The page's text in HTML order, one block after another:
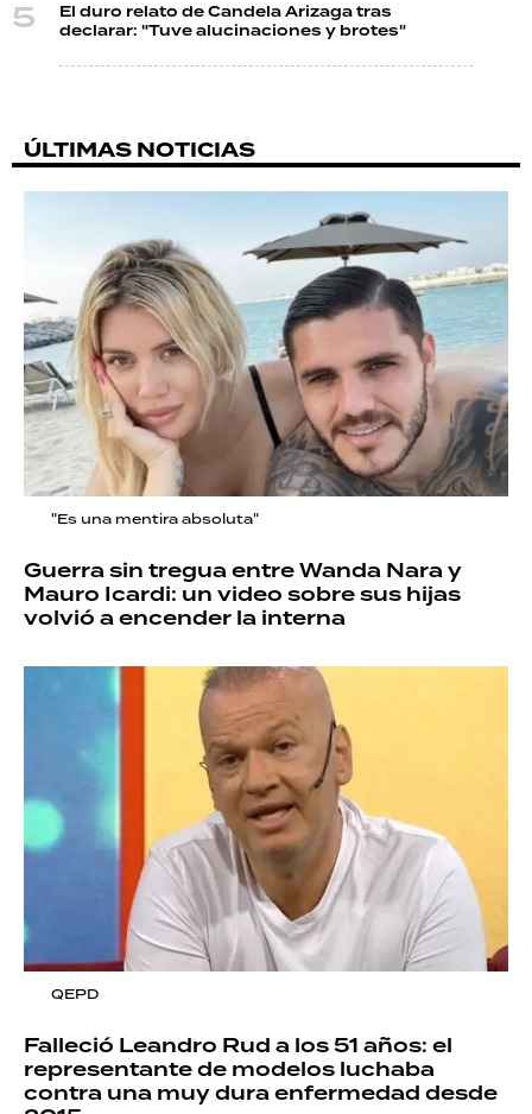
El duro relato de Candela Arizaga tras
declarar: "Tuve alucinaciones y brotes"
ÚLTIMAS NOTICIAS
"Es una mentira absoluta"
Guerra sin tregua entre Wanda Nara y
Mauro Icardi: un video sobre sus hijas
volvió a encender la interna
QEPD
Falleció Leandro Rud a los 51 años: el
representante de modelos luchaba
contra una muy dura enfermedad desde